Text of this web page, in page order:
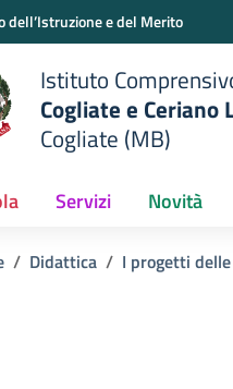
dell’Istruzione e del Merito
Istituto
Cogliate e Ceriano
Cogliate (MB)
Servizi Novità
Didattica I progetti